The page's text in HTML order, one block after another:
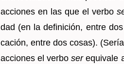
ac­cio­nes en las que el verbo
dad (en la de­fi­ni­ción, entre
ca­ción, entre dos cosas).
ac­cio­nes el verboserequi­va­le